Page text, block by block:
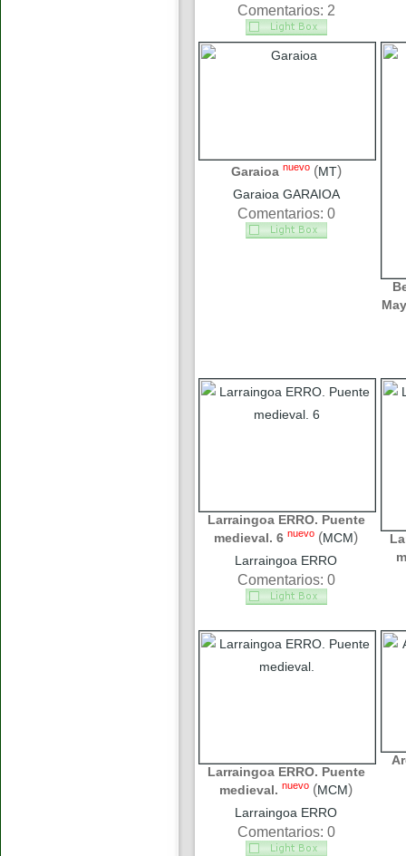
Comentarios: 2
Garaioa nuevo (MT)
Garaioa GARAIOA
Comentarios: 0
Larraingoa ERRO. Puente
medieval. 6 nuevo (MCM)
Larraingoa ERRO
Comentarios: 0
Larraingoa ERRO. Puente
medieval. nuevo (MCM)
Larraingoa ERRO
Comentarios: 0